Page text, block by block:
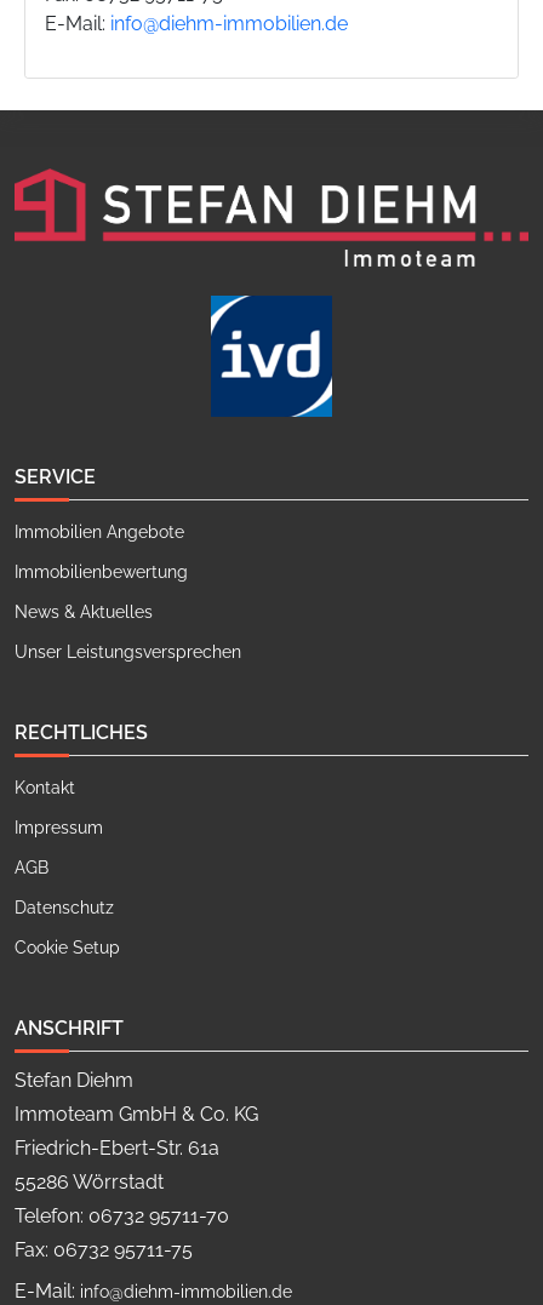
E-Mail: info@diehm-immobilien.de
SERVICE
Immobilien Angebote
Immobilienbewertung
News & Aktuelles
Unser Leistungsversprechen
RECHTLICHES
Kontakt
Impressum
AGB
Datenschutz
Cookie Setup
ANSCHRIFT
Stefan Diehm
Immoteam GmbH & Co. KG
Friedrich-Ebert-Str. 61a
55286 Wörrstadt
Telefon: 06732 95711-70
Fax: 06732 95711-75
E-Mail: info@diehm-immobilien.de